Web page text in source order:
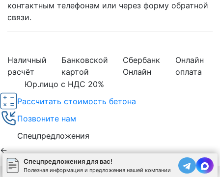
контактным телефонам или через форму обратной
связи.
Наличный
расчёт
Банковской
картой
Сбербанк
Онлайн
Онлайн
оплата
Юр.лицо с НДС 20%
Спецпредложения для вас!
Полезная информация и предложения нашей компании
Рассчитать стоимость бетона
Позвоните нам
Спецпредложения
←
Используя сайт, вы соглашаетесь на обработку cookies